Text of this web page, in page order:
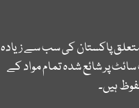
پاکستان کی سب سے زیادہ
پر شائع شدہ تمام مواد کے
ہیں۔